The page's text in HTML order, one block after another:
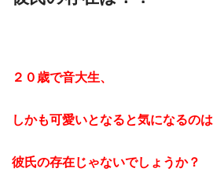
２０歳で音大生、
しかも可愛いとなると気になるのは
彼氏の存在じゃないでしょうか？